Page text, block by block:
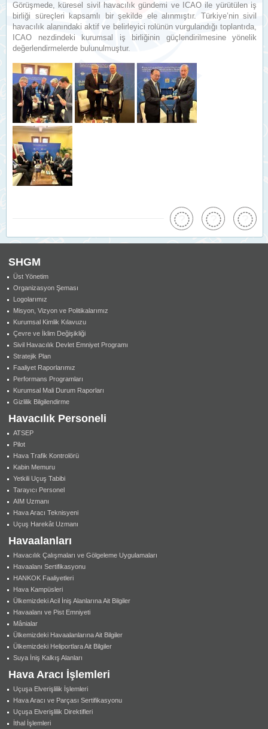
Görüşmede, küresel sivil havacılık gündemi ve ICAO ile yürütülen iş
birliği süreçleri kapsamlı bir şekilde ele alınmıştır. Türkiye’nin sivil
havacılık alanındaki aktif ve belirleyici rolünün vurgulandığı toplantıda,
ICAO nezdindeki kurumsal iş birliğinin güçlendirilmesine yönelik
değerlendirmelerde bulunulmuştur.
SHGM
Üst Yönetim
Organizasyon Şeması
Logolarımız
Misyon, Vizyon ve Politikalarımız
Kurumsal Kimlik Kılavuzu
Çevre ve İklim Değişikliği
Sivil Havacılık Devlet Emniyet Programı
Stratejik Plan
Faaliyet Raporlarımız
Performans Programları
Kurumsal Mali Durum Raporları
Gizlilik Bilgilendirme
Havacılık Personeli
ATSEP
Pilot
Hava Trafik Kontrolörü
Kabin Memuru
Yetkili Uçuş Tabibi
Tarayıcı Personel
AIM Uzmanı
Hava Aracı Teknisyeni
Uçuş Harekât Uzmanı
Havaalanları
Havacılık Çalışmaları ve Gölgeleme Uygulamaları
Havaalanı Sertifikasyonu
HANKOK Faaliyetleri
Hava Kampüsleri
Ülkemizdeki Acil İniş Alanlarına Ait Bilgiler
Havaalanı ve Pist Emniyeti
Mânialar
Ülkemizdeki Havaalanlarına Ait Bilgiler
Ülkemizdeki Heliportlara Ait Bilgiler
Suya İniş Kalkış Alanları
Hava Aracı İşlemleri
Uçuşa Elverişlilik İşlemleri
Hava Aracı ve Parçası Sertifikasyonu
Uçuşa Elverişlilik Direktifleri
İthal İşlemleri